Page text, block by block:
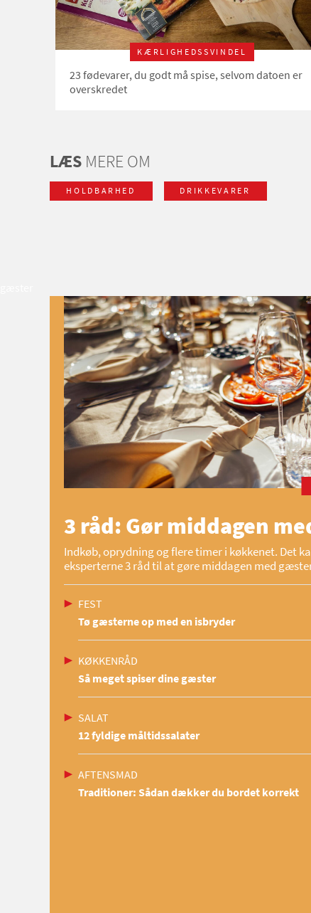
KÆRLIGHEDSSVINDEL
23 fødevarer, du godt må spise, selvom datoen er
overskredet
LÆSMERE OM
HOLDBARHED DRIKKEVARER
3 råd: Gør middagen
Indkøb, oprydning og flere timer i køkkenet. Det
eksperterne 3 råd til at gøre middagen med
FEST
Tø gæsterne op med en isbryder
KØKKENRÅD
Så meget spiser dine gæster
SALAT
12 fyldige måltidssalater
AFTENSMAD
Traditioner: Sådan dækker du bordet korrekt